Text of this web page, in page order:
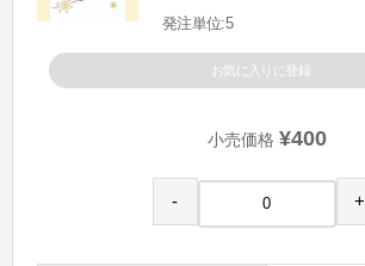
発注単位:5
お気に入りに登録
小売価格 ¥400
- +